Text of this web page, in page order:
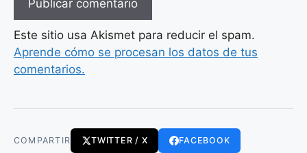
Este sitio usa Akismet para reducir el spam.
Aprende cómo se procesan los datos de tus
comentarios.
COMPARTIR TWITTER / X FACEBOOK